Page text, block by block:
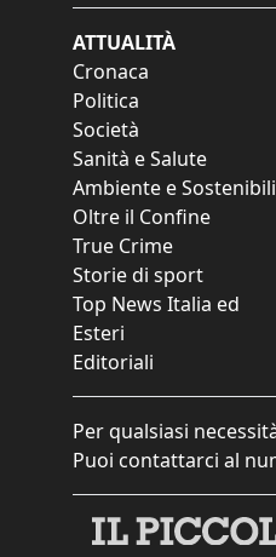
ATTUALITÀ
Cronaca
Politica
Società
Sanità e Salute
Ambiente e
Oltre il Confine
True Crime
Storie di sport
Top News Italia ed
Esteri
Editoriali
Per qualsiasi
Puoi contattarci al